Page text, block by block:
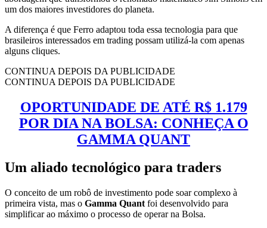
um dos maiores investidores do planeta.
A diferença é que Ferro adaptou toda essa tecnologia para que
brasileiros interessados em trading possam utilizá-la com apenas
alguns cliques.
CONTINUA DEPOIS DA PUBLICIDADE
CONTINUA DEPOIS DA PUBLICIDADE
OPORTUNIDADE DE ATÉ R$ 1.179
POR DIA NA BOLSA: CONHEÇA O
GAMMA QUANT
Um aliado tecnológico para traders
O conceito de um robô de investimento pode soar complexo à
primeira vista, mas o Gamma Quant foi desenvolvido para
simplificar ao máximo o processo de operar na Bolsa.